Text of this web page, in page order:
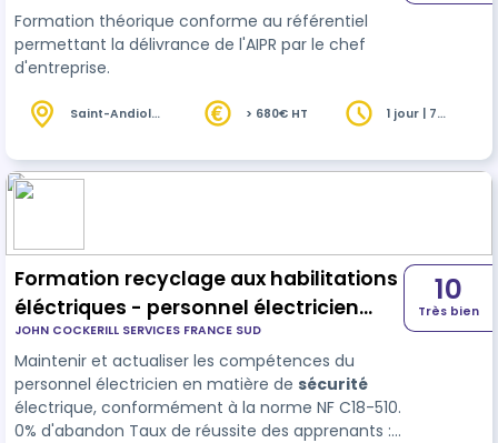
Formation théorique conforme au référentiel
permettant la délivrance de l'AIPR par le chef
d'entreprise.
Saint-Andiol
> 680€ HT
1 jour | 7
Formation recyclage aux habilitations
éléctriques - personnel électricien
HT/BT
JOHN COCKERILL SERVICES FRANCE SUD
Maintenir et actualiser les compétences du
personnel électricien en matière de sécurité
électrique, conformément à la norme NF C18-510.
0% d'abandon Taux de réussite des apprenants :
10
Très bien